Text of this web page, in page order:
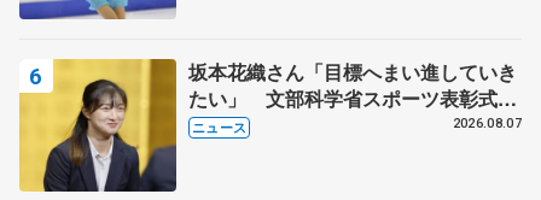
坂本花織さん「目標へまい進していき
たい」 文部科学省スポーツ表彰式で
代表謝辞
ニュース 2026.08.07